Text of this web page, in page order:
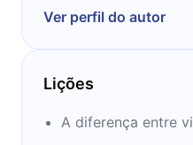
profissionais e
Ver perfil do autor
Lições
A diferença entre